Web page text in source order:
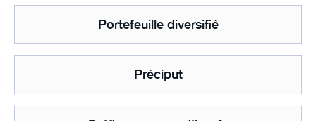
Portefeuille diversifié
Préciput